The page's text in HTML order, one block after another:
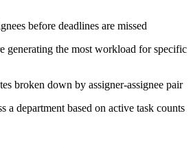
before deadlines are missed
generating the most workload for specific
broken down by assigner-assignee pair
a department based on active task counts